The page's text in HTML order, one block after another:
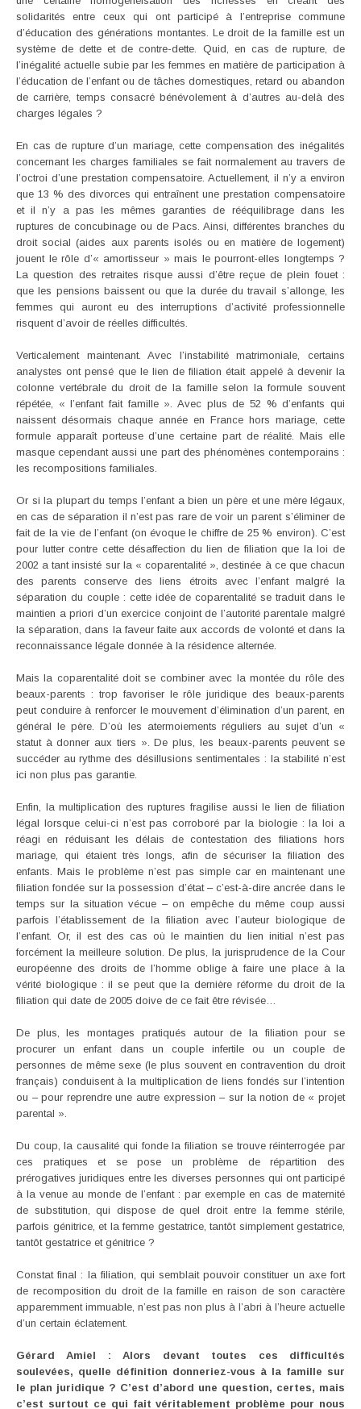
solidarités entre ceux qui ont participé à l’entreprise commune
d’éducation des générations montantes. Le droit de la famille est un
système de dette et de contre-dette. Quid, en cas de rupture, de
l’inégalité actuelle subie par les femmes en matière de participation à
l’éducation de l’enfant ou de tâches domestiques, retard ou abandon
de carrière, temps consacré bénévolement à d’autres au-delà des
charges légales ?
En cas de rupture d’un mariage, cette compensation des inégalités
concernant les charges familiales se fait normalement au travers de
l’octroi d’une prestation compensatoire. Actuellement, il n’y a environ
que 13 % des divorces qui entraînent une prestation compensatoire
et il n’y a pas les mêmes garanties de rééquilibrage dans les
ruptures de concubinage ou de Pacs. Ainsi, différentes branches du
droit social (aides aux parents isolés ou en matière de logement)
jouent le rôle d’« amortisseur » mais le pourront-elles longtemps ?
La question des retraites risque aussi d’être reçue de plein fouet :
que les pensions baissent ou que la durée du travail s’allonge, les
femmes qui auront eu des interruptions d’activité professionnelle
risquent d’avoir de réelles difficultés.
Verticalement maintenant. Avec l’instabilité matrimoniale, certains
analystes ont pensé que le lien de filiation était appelé à devenir la
colonne vertébrale du droit de la famille selon la formule souvent
répétée, « l’enfant fait famille ». Avec plus de 52 % d’enfants qui
naissent désormais chaque année en France hors mariage, cette
formule apparaît porteuse d’une certaine part de réalité. Mais elle
masque cependant aussi une part des phénomènes contemporains :
les recompositions familiales.
Or si la plupart du temps l’enfant a bien un père et une mère légaux,
en cas de séparation il n’est pas rare de voir un parent s’éliminer de
fait de la vie de l’enfant (on évoque le chiffre de 25 % environ). C’est
pour lutter contre cette désaffection du lien de filiation que la loi de
2002 a tant insisté sur la « coparentalité », destinée à ce que chacun
des parents conserve des liens étroits avec l’enfant malgré la
séparation du couple : cette idée de coparentalité se traduit dans le
maintien a priori d’un exercice conjoint de l’autorité parentale malgré
la séparation, dans la faveur faite aux accords de volonté et dans la
reconnaissance légale donnée à la résidence alternée.
Mais la coparentalité doit se combiner avec la montée du rôle des
beaux-parents : trop favoriser le rôle juridique des beaux-parents
peut conduire à renforcer le mouvement d’élimination d’un parent, en
général le père. D’où les atermoiements réguliers au sujet d’un «
statut à donner aux tiers ». De plus, les beaux-parents peuvent se
succéder au rythme des désillusions sentimentales : la stabilité n’est
ici non plus pas garantie.
Enfin, la multiplication des ruptures fragilise aussi le lien de filiation
légal lorsque celui-ci n’est pas corroboré par la biologie : la loi a
réagi en réduisant les délais de contestation des filiations hors
mariage, qui étaient très longs, afin de sécuriser la filiation des
enfants. Mais le problème n’est pas simple car en maintenant une
filiation fondée sur la possession d’état – c’est-à-dire ancrée dans le
temps sur la situation vécue – on empêche du même coup aussi
parfois l’établissement de la filiation avec l’auteur biologique de
l’enfant. Or, il est des cas où le maintien du lien initial n’est pas
forcément la meilleure solution. De plus, la jurisprudence de la Cour
européenne des droits de l’homme oblige à faire une place à la
vérité biologique : il se peut que la dernière réforme du droit de la
filiation qui date de 2005 doive de ce fait être révisée…
De plus, les montages pratiqués autour de la filiation pour se
procurer un enfant dans un couple infertile ou un couple de
personnes de même sexe (le plus souvent en contravention du droit
français) conduisent à la multiplication de liens fondés sur l’intention
ou – pour reprendre une autre expression – sur la notion de « projet
parental ».
Du coup, la causalité qui fonde la filiation se trouve réinterrogée par
ces pratiques et se pose un problème de répartition des
prérogatives juridiques entre les diverses personnes qui ont participé
à la venue au monde de l’enfant : par exemple en cas de maternité
de substitution, qui dispose de quel droit entre la femme stérile,
parfois génitrice, et la femme gestatrice, tantôt simplement gestatrice,
tantôt gestatrice et génitrice ?
Constat final : la filiation, qui semblait pouvoir constituer un axe fort
de recomposition du droit de la famille en raison de son caractère
apparemment immuable, n’est pas non plus à l’abri à l’heure actuelle
d’un certain éclatement.
Gérard Amiel : Alors devant toutes ces difficultés
soulevées, quelle définition donneriez-vous à la famille sur
le plan juridique ? C’est d’abord une question, certes, mais
c’est surtout ce qui fait véritablement problème pour nous